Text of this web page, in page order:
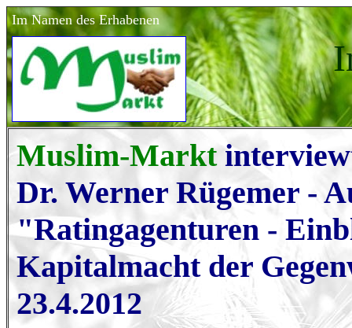
Im Namen des Erhabenen
Muslim-Markt
Dr. Werner Rügemer -
"Ratingagenturen -
Kapitalmacht der
23.4.2012